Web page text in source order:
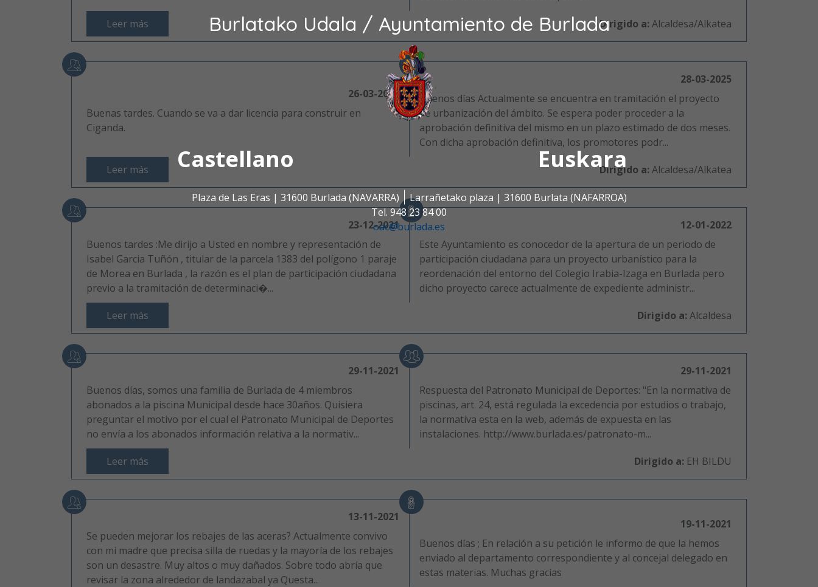
Burlatako Udala / Ayuntamiento de Burlada
Castellano Euskara
Plaza de Las Eras | 31600 Burlada (NAVARRA)
Larrañetako plaza | 31600 Burlata (NAFARROA)
Tel. 948 23 84 00
oac@burlada.es
Leer más Dirigido a: Alcaldesa/Alkatea
26-03-2025
Buenas tardes. Cuando se va a dar licencia para construir en
Ciganda.
28-03-2025
Buenos días Actualmente se encuentra en tramitación el proyecto
de urbanización del ámbito. Se espera poder proceder a la
aprobación definitiva del mismo en un plazo estimado de dos meses.
Con dicha aprobación definitiva, los promotores podr...
Leer más Dirigido a: Alcaldesa/Alkatea
23-12-2021
Buenos tardes :Me dirijo a Usted en nombre y representación de
Isabel Garcia Tuñón , titular de la parcela 1383 del polígono 1 paraje
de Morea en Burlada , la razón es el plan de participación ciudadana
previo a la tramitación de determinaci�...
12-01-2022
Este Ayuntamiento es conocedor de la apertura de un periodo de
participación ciudadana para un proyecto urbanístico para la
reordenación del entorno del Colegio Irabia-Izaga en Burlada pero
dicho proyecto carece actualmente de expediente administr...
Leer más Dirigido a: Alcaldesa
29-11-2021
Buenos días, somos una familia de Burlada de 4 miembros
abonados a la piscina Municipal desde hace 30años. Quisiera
preguntar el motivo por el cual el Patronato Municipal de Deportes
no envía a los abonados información relativa a la normativ...
29-11-2021
Respuesta del Patronato Municipal de Deportes: "En la normativa de
piscinas, art. 24, está regulada la excedencia por estudios o trabajo,
la normativa esta en la web, además de expuesta en las
instalaciones. http://www.burlada.es/patronato-m...
Leer más Dirigido a: EH BILDU
13-11-2021
Se pueden mejorar los rebajes de las aceras? Actualmente convivo
con mi madre que precisa silla de ruedas y la mayoría de los rebajes
son un desastre. Muy altos o muy dañados. Sobre todo abría que
revisar la zona alrededor de landazabal ya Questa...
19-11-2021
Buenos días ; En relación a su petición le informo de que la hemos
enviado al departamento correspondiente y al concejal delegado en
estas materias. Muchas gracias